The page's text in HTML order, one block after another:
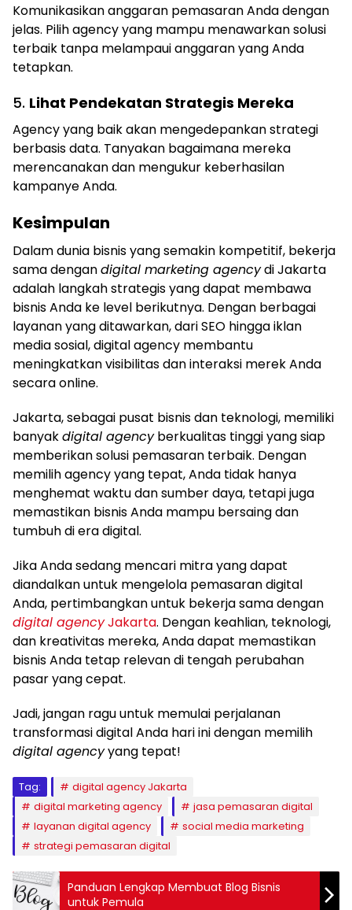
Komunikasikan anggaran pemasaran Anda dengan
jelas. Pilih agency yang mampu menawarkan solusi
terbaik tanpa melampaui anggaran yang Anda
tetapkan.
5. Lihat Pendekatan Strategis Mereka
Agency yang baik akan mengedepankan strategi
berbasis data. Tanyakan bagaimana mereka
merencanakan dan mengukur keberhasilan
kampanye Anda.
Kesimpulan
Dalam dunia bisnis yang semakin kompetitif, bekerja
sama dengandigital marketing agencydi Jakarta
adalah langkah strategis yang dapat membawa
bisnis Anda ke level berikutnya. Dengan berbagai
layanan yang ditawarkan, dari SEO hingga iklan
media sosial, digital agency membantu
meningkatkan visibilitas dan interaksi merek Anda
secara online.
Jakarta, sebagai pusat bisnis dan teknologi, memiliki
banyakdigital agencyberkualitas tinggi yang siap
memberikan solusi pemasaran terbaik. Dengan
memilih agency yang tepat, Anda tidak hanya
menghemat waktu dan sumber daya, tetapi juga
memastikan bisnis Anda mampu bersaing dan
tumbuh di era digital.
Jika Anda sedang mencari mitra yang dapat
diandalkan untuk mengelola pemasaran digital
Anda, pertimbangkan untuk bekerja sama dengan
digital agencyJakarta. Dengan keahlian, teknologi,
dan kreativitas mereka, Anda dapat memastikan
bisnis Anda tetap relevan di tengah perubahan
pasar yang cepat.
Jadi, jangan ragu untuk memulai perjalanan
transformasi digital Anda hari ini dengan memilih
digital agencyyang tepat!
Tag:
digital agency Jakarta
digital marketing agency
jasa pemasaran digital
layanan digital agency
social media marketing
strategi pemasaran digital
Panduan Lengkap Membuat Blog Bisnis
untuk Pemula